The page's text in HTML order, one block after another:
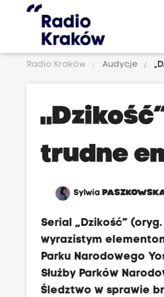
Radio Kraków Audycje
trudne
Sylwia
Serial „Dzikość”
wyrazistym
Parku Narodowego
Służby Parków
Śledztwo w sprawie